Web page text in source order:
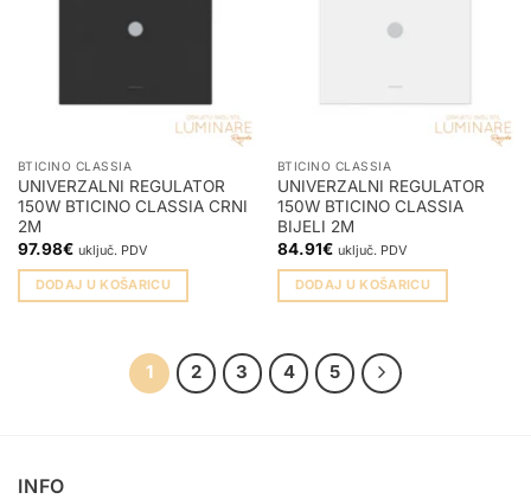
BTICINO CLASSIA
UNIVERZALNI REGULATOR
150W BTICINO CLASSIA CRNI
2M
97.98€ uključ. PDV
DODAJ U KOŠARICU
BTICINO CLASSIA
UNIVERZALNI REGULATOR
150W BTICINO CLASSIA
BIJELI 2M
84.91€ uključ. PDV
DODAJ U KOŠARICU
1 2 3 4 5
INFO